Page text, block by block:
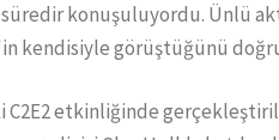
süredir konuşuluyordu. Ünlü
kendisiyle görüştüğünü
etkinliğinde